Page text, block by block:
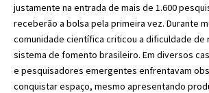
justamente na entrada de mais de 1.600
receberão a bolsa pela primeira vez. Durante
comunidade científica criticou a dificuldade de
sistema de fomento brasileiro. Em diversos
e pesquisadores emergentes enfrentavam
conquistar espaço, mesmo apresentando